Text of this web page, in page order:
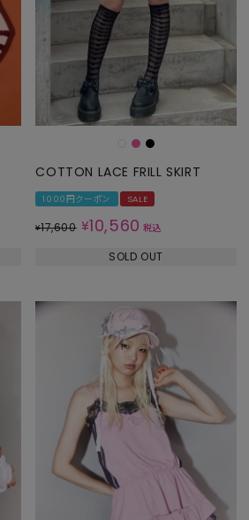
COTTON LACE FRILL SKIRT
1000円クーポン SALE
¥17,600 ¥10,560 税込
SOLD OUT